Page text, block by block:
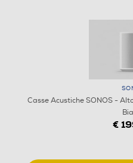
Casse Acustiche SONOS -
€